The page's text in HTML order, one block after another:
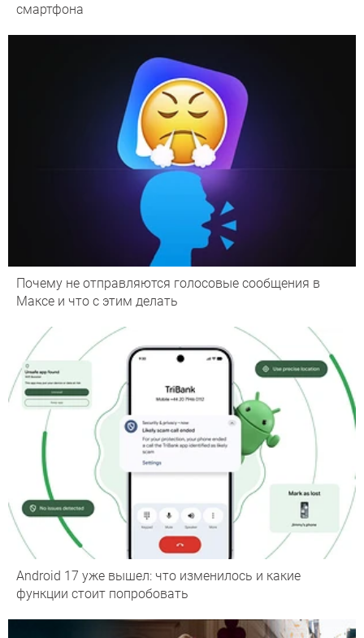
смартфона
Почему не отправляются голосовые сообщения в
Максе и что с этим делать
Android 17 уже вышел: что изменилось и какие
функции стоит попробовать